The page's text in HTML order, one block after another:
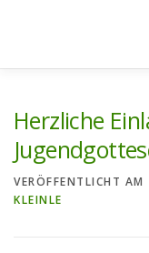
Herzliche
VERÖFFENTLICHT AM
KLEINLE